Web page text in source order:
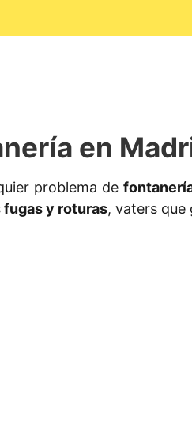
en
problema de
fugas y roturas, vaters que